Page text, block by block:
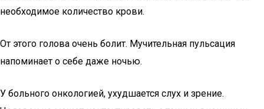
необходимое количество крови.
От этого голова очень болит. Мучительная пульсация
напоминает о себе даже ночью.
У больного онкологией, ухудшается слух и зрение.